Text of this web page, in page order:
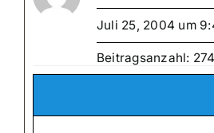
Juli 25, 2004 um
Beitragsanzahl: 274